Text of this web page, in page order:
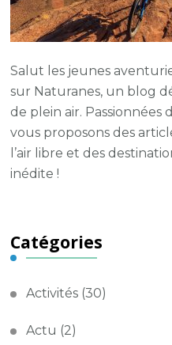
Salut les jeunes
sur Naturanes, un blog
de plein air. Passionnées
vous proposons des
l’air libre et des
inédite !
Catégories
Activités (30)
Actu (2)